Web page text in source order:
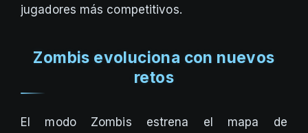
jugadores más competitivos.
Zombis evoluciona con nuevos
retos
El modo Zombis estrena el mapa de